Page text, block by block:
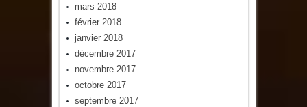
mars 2018
février 2018
janvier 2018
décembre 2017
novembre 2017
octobre 2017
septembre 2017